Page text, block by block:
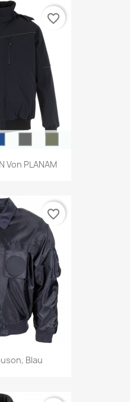
Von PLANAM
favorite_border
Blau
favorite_border